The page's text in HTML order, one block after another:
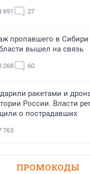
691 27
пропавшего в Сибири
вышел на связь
268 60
ракетами и
России. Власти
о пострадавших
763
ПРОМОКОДЫ